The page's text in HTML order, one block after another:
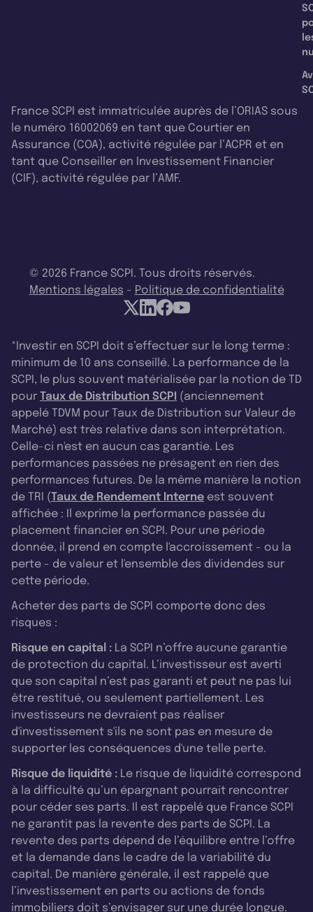
France SCPI est immatriculée auprès de l’ORIAS sous
le numéro 16002069 en tant que Courtier en
Assurance (COA), activité régulée par l’ACPR et en
tant que Conseiller en Investissement Financier
(CIF), activité régulée par l’AMF.
© 2026 France SCPI. Tous droits réservés.
Mentions légales - Politique de confidentialité
*Investir en SCPI doit s’effectuer sur le long terme :
minimum de 10 ans conseillé. La performance de la
SCPI, le plus souvent matérialisée par la notion de TD
pour Taux de Distribution SCPI (anciennement
appelé TDVM pour Taux de Distribution sur Valeur de
Marché) est très relative dans son interprétation.
Celle-ci n'est en aucun cas garantie. Les
performances passées ne présagent en rien des
performances futures. De la même manière la notion
de TRI (Taux de Rendement Interne est souvent
affichée : Il exprime la performance passée du
placement financier en SCPI. Pour une période
donnée, il prend en compte l'accroissement - ou la
perte - de valeur et l'ensemble des dividendes sur
cette période.
Acheter des parts de SCPI comporte donc des
risques :
Risque en capital : La SCPI n’offre aucune garantie
de protection du capital. L’investisseur est averti
que son capital n’est pas garanti et peut ne pas lui
être restitué, ou seulement partiellement. Les
investisseurs ne devraient pas réaliser
d'investissement s'ils ne sont pas en mesure de
supporter les conséquences d'une telle perte.
Risque de liquidité : Le risque de liquidité correspond
à la difficulté qu’un épargnant pourrait rencontrer
pour céder ses parts. Il est rappelé que France SCPI
ne garantit pas la revente des parts de SCPI. La
revente des parts dépend de l’équilibre entre l’offre
et la demande dans le cadre de la variabilité du
capital. De manière générale, il est rappelé que
l’investissement en parts ou actions de fonds
immobiliers doit s’envisager sur une durée longue.